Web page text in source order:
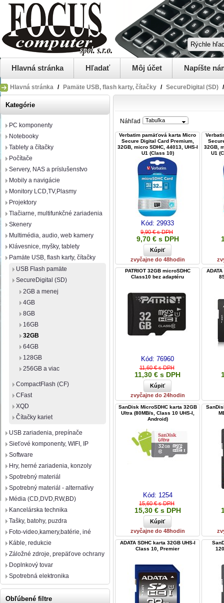
Hlavná stránka Hľadať Môj účet Napíšte
Hlavná stránka / Pamäte USB, flash karty, čítačky / SecureDigital (SD) /
Kategórie
PC komponenty
Notebooky
Tablety a čítačky
Počítače
Servery, NAS a príslušenstvo
Mobily a navigácie
Monitory LCD,TV,Plasmy
Projektory
Tlačiarne, multifunkčné zariadenia
Skenery
Multimédia, audio, web kamery
Klávesnice, myšky, tablety
Pamäte USB, flash karty, čítačky
USB Flash pamäte
SecureDigital (SD)
2GB a menej
4GB
8GB
16GB
32GB
64GB
128GB
256GB a viac
CompactFlash (CF)
CFast
XQD
Čítačky kariet
USB zariadenia, prepínače
Sieťové komponenty, WIFI, IP
Software
Hry, herné zariadenia, konzoly
Spotrebný materiál
Spotrebný materiál - alternatívy
Média (CD,DVD,RW,BD)
Kancelárska technika
Tašky, batohy, puzdra
Foto-video,kamery,batérie, iné
Káble, redukcie
Záložné zdroje, prepäťove ochrany
Doplnkový tovar
Spotrebná elektronika
Obľúbené filtre
Náhľad Tabuľka
Verbatim pamäťová karta Micro
Secure Digital Card Premium,
32GB, micro SDHC, 44013, UHS-I
U1 (Class 10)
Kód: 29933
9,90 € s DPH
9,70 € s DPH
zvyčajne do 48hodin
32GB,
U1
PATRIOT 32GB microSDHC
Class10 bez adaptéru
Kód: 76960
11,60 € s DPH
11,30 € s DPH
zvyčajne do 24hodin
SanDisk MicroSDHC karta 32GB
Ultra (80MB/s, Class 10 UHS-I,
Android)
Kód: 1254
15,60 € s DPH
15,30 € s DPH
zvyčajne do 48hodin
ADATA SDHC karta 32GB UHS-I
Class 10, Premier